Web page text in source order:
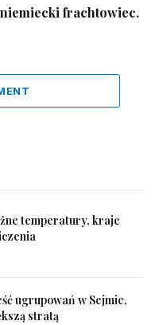
frachtowiec.
temperatury, kraje
ugrupowań w Sejmie,
stratą